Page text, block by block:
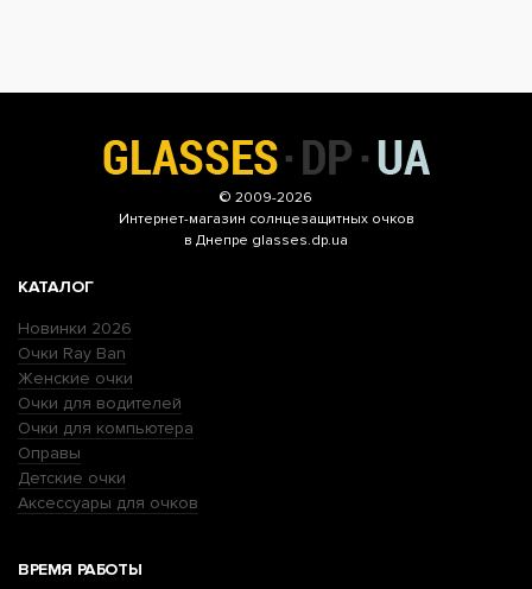
© 2009-2026
Интернет-магазин солнцезащитных очков
в Днепре glasses.dp.ua
КАТАЛОГ
Новинки 2026
Очки Ray Ban
Женские очки
Очки для водителей
Очки для компьютера
Оправы
Детские очки
Аксессуары для очков
ВРЕМЯ РАБОТЫ